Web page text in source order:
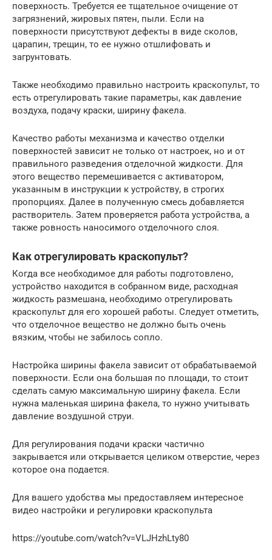
поверхность. Требуется ее тщательное очищение от
загрязнений, жировых пятен, пыли. Если на
поверхности присутствуют дефекты в виде сколов,
царапин, трещин, то ее нужно отшлифовать и
загрунтовать.
Также необходимо правильно настроить краскопульт, то
есть отрегулировать такие параметры, как давление
воздуха, подачу краски, ширину факела.
Качество работы механизма и качество отделки
поверхностей зависит не только от настроек, но и от
правильного разведения отделочной жидкости. Для
этого вещество перемешивается с активатором,
указанным в инструкции к устройству, в строгих
пропорциях. Далее в полученную смесь добавляется
растворитель. Затем проверяется работа устройства, а
также ровность наносимого отделочного слоя.
Как отрегулировать краскопульт?
Когда все необходимое для работы подготовлено,
устройство находится в собранном виде, расходная
жидкость размешана, необходимо отрегулировать
краскопульт для его хорошей работы. Следует отметить,
что отделочное вещество не должно быть очень
вязким, чтобы не забилось сопло.
Настройка ширины факела зависит от обрабатываемой
поверхности. Если она большая по площади, то стоит
сделать самую максимальную ширину факела. Если
нужна маленькая ширина факела, то нужно учитывать
давление воздушной струи.
Для регулирования подачи краски частично
закрывается или открывается целиком отверстие, через
которое она подается.
Для вашего удобства мы предоставляем интересное
видео настройки и регулировки краскопульта
https://youtube.com/watch?v=VLJHzhLty80